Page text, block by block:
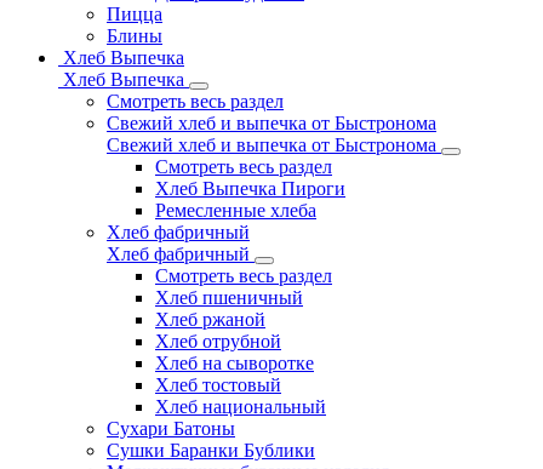
Пицца
Блины
Хлеб Выпечка
Хлеб Выпечка
Смотреть весь раздел
Свежий хлеб и выпечка от Быстронома
Свежий хлеб и выпечка от Быстронома
Смотреть весь раздел
Хлеб Выпечка Пироги
Ремесленные хлеба
Хлеб фабричный
Хлеб фабричный
Смотреть весь раздел
Хлеб пшеничный
Хлеб ржаной
Хлеб отрубной
Хлеб на сыворотке
Хлеб тостовый
Хлеб национальный
Сухари Батоны
Сушки Баранки Бублики